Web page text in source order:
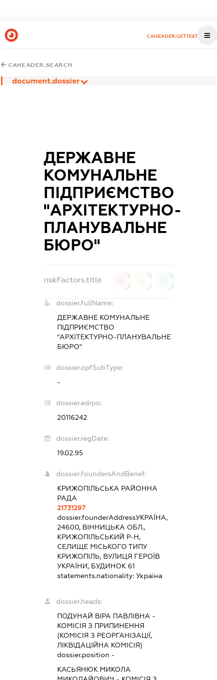
CAHEADER.GETTEST
CAHEADER.SEARCH
document.dossier
ДЕРЖАВНЕ
КОМУНАЛЬНЕ
ПІДПРИЄМСТВО
"АРХІТЕКТУРНО-
ПЛАНУВАЛЬНЕ
БЮРО"
riskFactors.title
dossier.fullName:
ДЕРЖАВНЕ КОМУНАЛЬНЕ
ПІДПРИЄМСТВО
"АРХІТЕКТУРНО-ПЛАНУВАЛЬНЕ
БЮРО"
dossier.opfSubType:
-
dossier.edrpo:
20116242
dossier.regDate:
19.02.95
dossier.foundersAndBenef:
КРИЖОПІЛЬСЬКА РАЙОННА
РАДА
21731297
dossier.founderAddressУКРАЇНА,
24600, ВІННИЦЬКА ОБЛ.,
КРИЖОПІЛЬСЬКИЙ Р-Н,
СЕЛИЩЕ МІСЬКОГО ТИПУ
КРИЖОПІЛЬ, ВУЛИЦЯ ГЕРОЇВ
УКРАЇНИ, БУДИНОК 61
statements.nationality:Україна
dossier.heads:
ПОДУНАЙ ВІРА ПАВЛІВНА -
КОМІСІЯ З ПРИПИНЕННЯ
(КОМІСІЯ З РЕОРГАНІЗАЦІЇ,
ЛІКВІДАЦІЙНА КОМІСІЯ)
dossier.position -
КАСЬЯНЮК МИКОЛА